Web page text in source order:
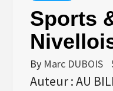
Sports
By Marc DUBOIS
Auteur : AU